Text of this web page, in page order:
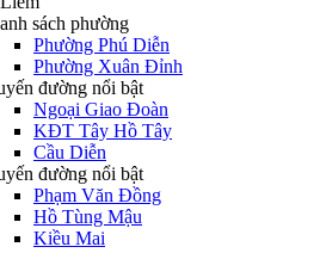
sách phường
Phường Phú Diễn
Phường Xuân Đỉnh
đường nổi bật
Ngoại Giao Đoàn
KĐT Tây Hồ Tây
Cầu Diễn
đường nổi bật
Phạm Văn Đồng
Hồ Tùng Mậu
Kiều Mai